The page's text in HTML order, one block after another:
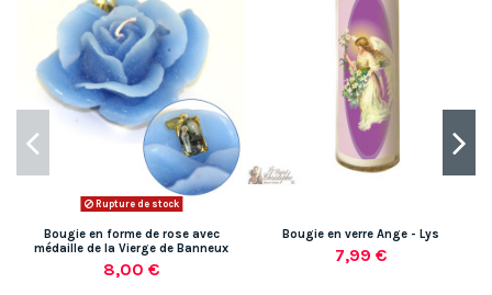
Rupture de stock
Bougie en forme de rose avec
médaille de la Vierge de Banneux
8,00 €
Bougie en verre Ange - Lys
7,99 €